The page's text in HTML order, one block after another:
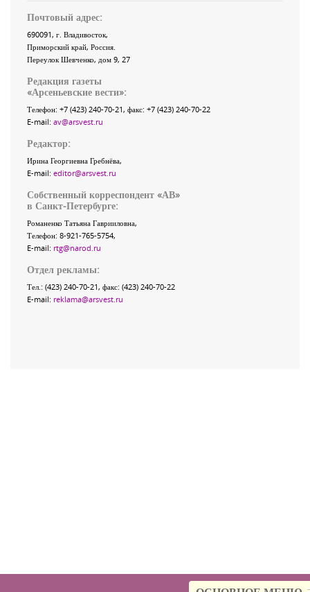
Почтовый адрес:
690091, г. Владивосток,
Приморский край, Россия
Переулок Шевченко, дом 9, 27
Редакция газеты
«Арсеньевские вести»:
Телефон: +7 (423) 240-70-21, факс: +7 (423) 240-70-22
E-mail: av@arsvest.ru
Редактор:
Ирина Георгиевна Гребнёва,
E-mail: editor@arsvest.ru
Собственный корреспондент «АВ»
в Санкт-Петербурге:
Романенко Татьяна Гаврииловна,
Телефон: 8-921-765-5754,
E-mail: rtg@narod.ru
Отдел рекламы:
Тел.: (423) 240-70-21, факс: (423) 240-70-22
E-mail: reklama@arsvest.ru